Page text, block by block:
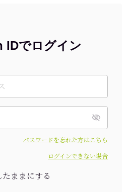
IDでログイン
パスワードを忘れた方はこちら
ログインできない場合
ままにする